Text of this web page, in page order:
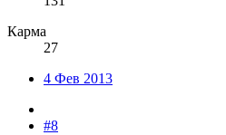
Карма
27
4 Фев 2013
#8